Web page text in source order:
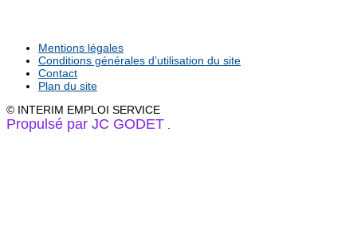
Mentions légales
Conditions générales d’utilisation du site
Contact
Plan du site
© INTERIM EMPLOI SERVICE
Propulsé par JC GODET